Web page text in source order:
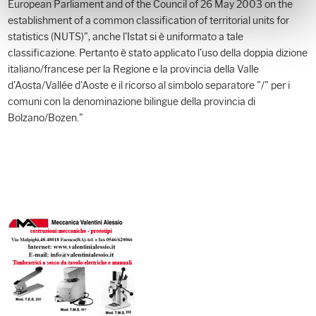
European Parliament and of the Council of 26 May 2003 on the
establishment of a common classification of territorial units for
statistics (NUTS)", anche l'Istat si è uniformato a tale
classificazione. Pertanto è stato applicato l'uso della doppia dizione
italiano/francese per la Regione e la provincia della Valle
d'Aosta/Vallée d'Aoste e il ricorso al simbolo separatore "/" per i
comuni con la denominazione bilingue della provincia di
Bolzano/Bozen."